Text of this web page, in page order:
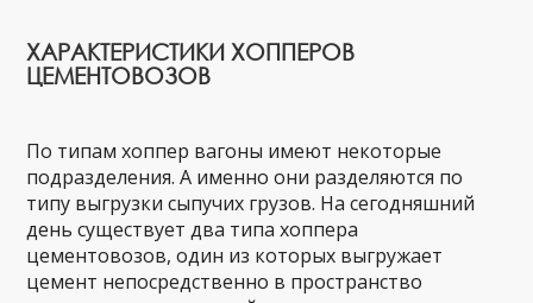
ХАРАКТЕРИСТИКИ ХОППЕРОВ
ЦЕМЕНТОВОЗОВ
По типам хоппер вагоны имеют некоторые
подразделения. А именно они разделяются по
типу выгрузки сыпучих грузов. На сегодняшний
день существует два типа хоппера
цементовозов, один из которых выгружает
цемент непосредственно в пространство